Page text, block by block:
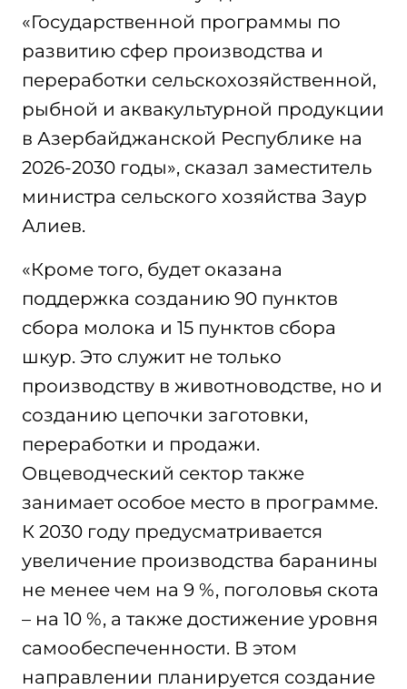
«Государственной программы по
развитию сфер производства и
переработки сельскохозяйственной,
рыбной и аквакультурной продукции
в Азербайджанской Республике на
2026-2030 годы», сказал заместитель
министра сельского хозяйства Заур
Алиев.
«Кроме того, будет оказана
поддержка созданию 90 пунктов
сбора молока и 15 пунктов сбора
шкур. Это служит не только
производству в животноводстве, но и
созданию цепочки заготовки,
переработки и продажи.
Овцеводческий сектор также
занимает особое место в программе.
К 2030 году предусматривается
увеличение производства баранины
не менее чем на 9 %, поголовья скота
– на 10 %, а также достижение уровня
самообеспеченности. В этом
направлении планируется создание